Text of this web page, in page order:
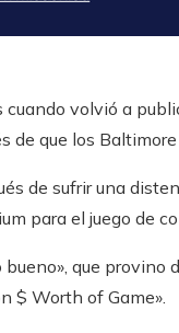
cuando volvió a
de que los
de sufrir una
para el juego de
que
$ Worth of Game».